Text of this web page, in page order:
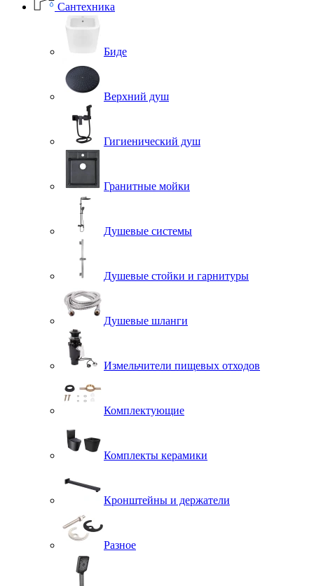
Сантехника
Биде
Верхний душ
Гигиенический душ
Гранитные мойки
Душевые системы
Душевые стойки и гарнитуры
Душевые шланги
Измельчители пищевых отходов
Комплектующие
Комплекты керамики
Кронштейны и держатели
Разное